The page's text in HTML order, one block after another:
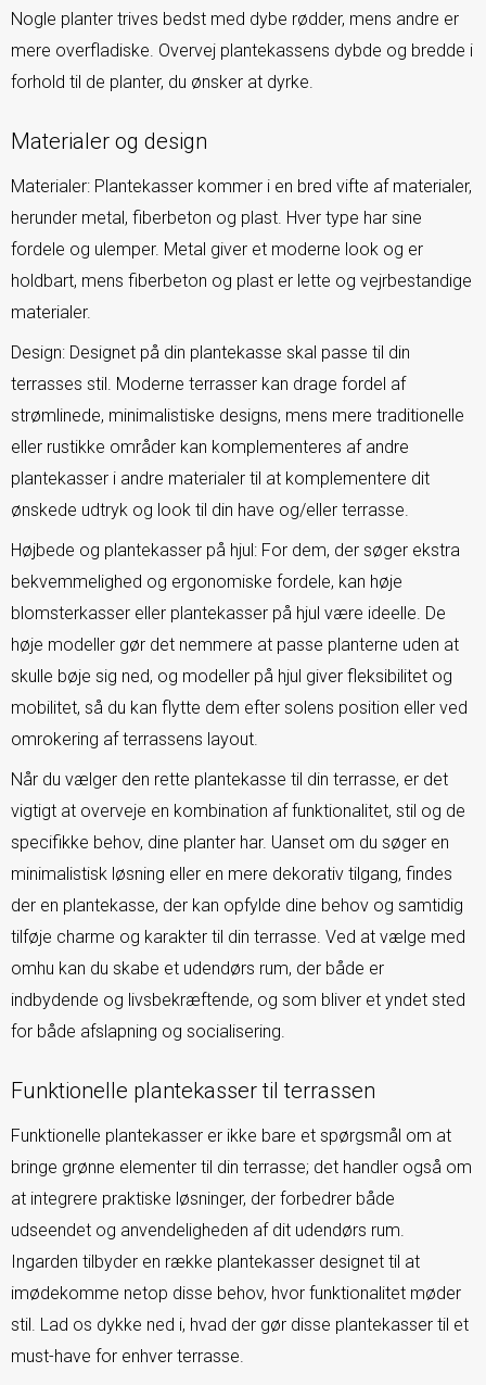
Nogle planter trives bedst med dybe rødder, mens andre er
mere overfladiske. Overvej plantekassens dybde og bredde i
forhold til de planter, du ønsker at dyrke.
Materialer og design
Materialer: Plantekasser kommer i en bred vifte af materialer,
herunder metal, fiberbeton og plast. Hver type har sine
fordele og ulemper. Metal giver et moderne look og er
holdbart, mens fiberbeton og plast er lette og vejrbestandige
materialer.
Design: Designet på din plantekasse skal passe til din
terrasses stil. Moderne terrasser kan drage fordel af
strømlinede, minimalistiske designs, mens mere traditionelle
eller rustikke områder kan komplementeres af andre
plantekasser i andre materialer til at komplementere dit
ønskede udtryk og look til din have og/eller terrasse.
Højbede og plantekasser på hjul: For dem, der søger ekstra
bekvemmelighed og ergonomiske fordele, kan høje
blomsterkasser eller plantekasser på hjul være ideelle. De
høje modeller gør det nemmere at passe planterne uden at
skulle bøje sig ned, og modeller på hjul giver fleksibilitet og
mobilitet, så du kan flytte dem efter solens position eller ved
omrokering af terrassens layout.
Når du vælger den rette plantekasse til din terrasse, er det
vigtigt at overveje en kombination af funktionalitet, stil og de
specifikke behov, dine planter har. Uanset om du søger en
minimalistisk løsning eller en mere dekorativ tilgang, findes
der en plantekasse, der kan opfylde dine behov og samtidig
tilføje charme og karakter til din terrasse. Ved at vælge med
omhu kan du skabe et udendørs rum, der både er
indbydende og livsbekræftende, og som bliver et yndet sted
for både afslapning og socialisering.
Funktionelle plantekasser til terrassen
Funktionelle plantekasser er ikke bare et spørgsmål om at
bringe grønne elementer til din terrasse; det handler også om
at integrere praktiske løsninger, der forbedrer både
udseendet og anvendeligheden af dit udendørs rum.
Ingarden tilbyder en række plantekasser designet til at
imødekomme netop disse behov, hvor funktionalitet møder
stil. Lad os dykke ned i, hvad der gør disse plantekasser til et
must-have for enhver terrasse.